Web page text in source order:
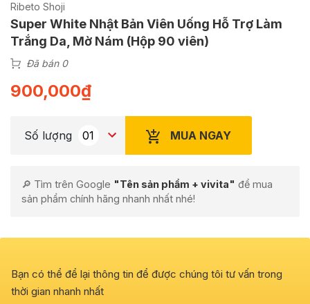
Ribeto Shoji
Super White Nhật Bản Viên Uống Hỗ Trợ Làm
Trắng Da, Mờ Nám (Hộp 90 viên)
Đã bán 0
900,000₫
Số lượng MUA NGAY
🔎 Tìm trên Google "Tên sản phẩm + vivita" để mua
sản phẩm chính hãng nhanh nhất nhé!
Bạn có thể để lại thông tin để được chúng tôi tư vấn trong
thời gian nhanh nhất